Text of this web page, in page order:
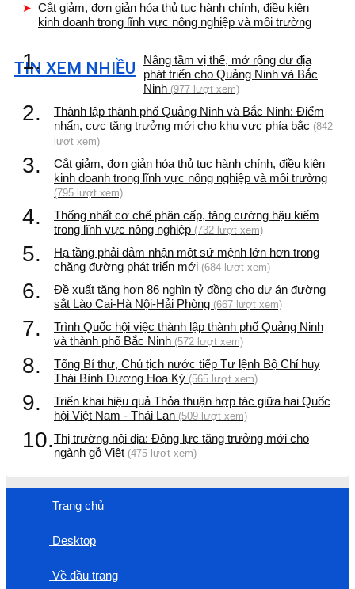
Cắt giảm, đơn giản hóa thủ tục hành chính, điều kiện
kinh doanh trong lĩnh vực nông nghiệp và môi trường
TIN XEM NHIỀU
1.
Nâng tầm vị thế, mở rộng dư địa
phát triển cho Quảng Ninh và Bắc
Ninh (977 lượt xem)
2.
Thành lập thành phố Quảng Ninh và Bắc Ninh: Điểm
nhấn, cực tăng trưởng mới cho khu vực phía bắc (842
lượt xem)
3.
Cắt giảm, đơn giản hóa thủ tục hành chính, điều kiện
kinh doanh trong lĩnh vực nông nghiệp và môi trường
(795 lượt xem)
4.
Thống nhất cơ chế phân cấp, tăng cường hậu kiểm
trong lĩnh vực nông nghiệp (732 lượt xem)
5.
Hạ tầng phải đảm nhận một sứ mệnh lớn hơn trong
chặng đường phát triển mới (684 lượt xem)
6.
Đề xuất tăng hơn 86 nghìn tỷ đồng cho dự án đường
sắt Lào Cai-Hà Nội-Hải Phòng (667 lượt xem)
7.
Trình Quốc hội việc thành lập thành phố Quảng Ninh
và thành phố Bắc Ninh (572 lượt xem)
8.
Tổng Bí thư, Chủ tịch nước tiếp Tư lệnh Bộ Chỉ huy
Thái Bình Dương Hoa Kỳ (565 lượt xem)
9.
Triển khai hiệu quả Thỏa thuận hợp tác giữa hai Quốc
hội Việt Nam - Thái Lan (509 lượt xem)
10.Thị trường nội địa: Động lực tăng trưởng mới cho
ngành gỗ Việt (475 lượt xem)
Trang chủ
Desktop
Về đầu trang